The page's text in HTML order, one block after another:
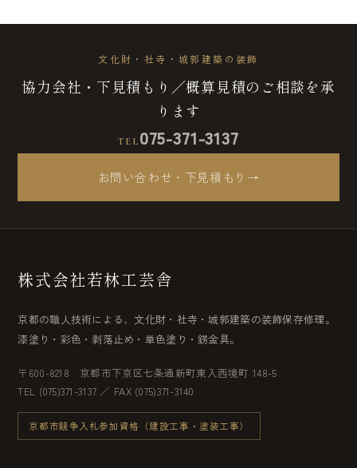
文化財・社寺・城郭建築の装飾
協力会社・下見積もり／概算見積のご相談を承
ります
TEL 075-371-3137
お問い合わせ・下見積もり →
株式会社若林工芸舎
京都の職人技術による、文化財・社寺・城郭建築の装飾保存修理。
漆塗り・彩色・剥落止め・単色塗り・錺金具。
〒600-8218 京都市下京区七条通新町東入西境町 148-5
TEL (075)371-3137 ／ FAX (075)371-3140
京都市競争入札参加資格（建設工事・塗装工事）